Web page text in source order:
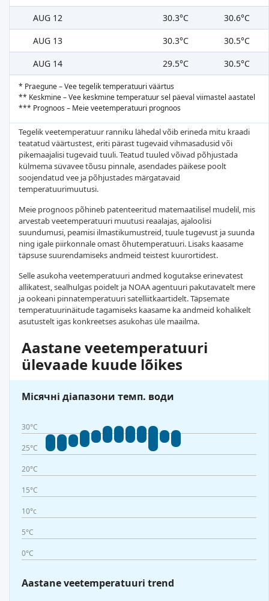
AUG 12
30.3°C
30.6°C
AUG 13
30.3°C
30.5°C
AUG 14
29.5°C 30.5°C
* Praegune – Vee tegelik temperatuuri väärtus
** Keskmine – Vee keskmine temperatuur sel päeval viimastel aastatel
*** Prognoos – Meie veetemperatuuri prognoos
Tegelik veetemperatuur ranniku lähedal võib erineda mitu kraadi
teatatud väärtustest, eriti pärast tugevaid vihmasadusid või
pikemaajalisi tugevaid tuuli. Teatud tuuled võivad põhjustada
külmema süvavee tõusu pinnale, asendades päikese poolt
soojendatud vee ja põhjustades märgatavaid
temperatuurimuutusi.
Meie prognoos põhineb patenteeritud matemaatilisel mudelil, mis
arvestab veetemperatuuri muutusi reaalajas, ajaloolisi
suundumusi, peamisi ilmastikumustreid, tuule tugevust ja suunda
ning igale piirkonnale omast õhutemperatuuri. Lisaks kaasame
täpsuse suurendamiseks andmeid teistest kuurortidest.
Selle asukoha veetemperatuuri andmed kogutakse erinevatest
allikatest, sealhulgas poidelt ja NOAA agentuuri pakutavatelt mere
ja ookeani pinnatemperatuuri satelliitkaartidelt. Täpsemate
temperatuurinäitude tagamiseks kaasame ka andmeid kohalikelt
asutustelt igas konkreetses asukohas üle maailma.
Aastane veetemperatuuri
ülevaade kuude lõikes
Місячні діапазони темп. води
30°C
25°C
20°C
15°C
10°c
5°C
0°C
Aastane veetemperatuuri trend